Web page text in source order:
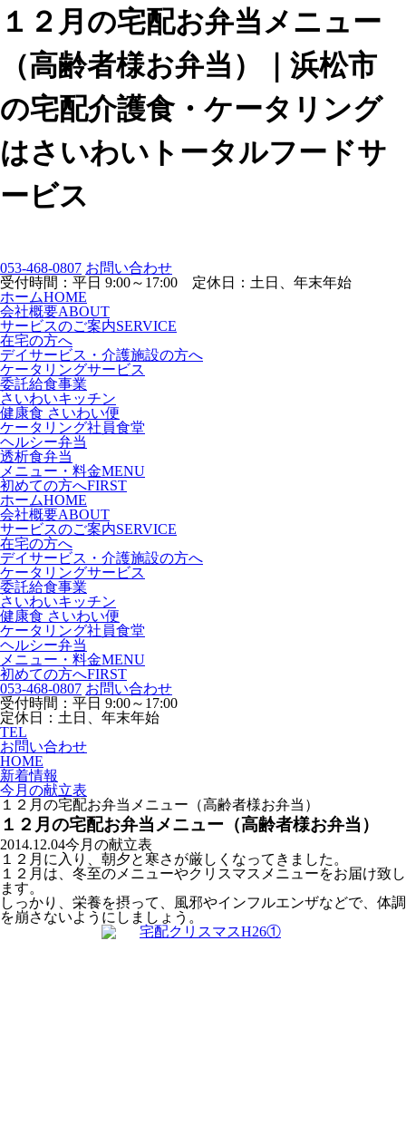
１２月の宅配お弁当メニュー
（高齢者様お弁当）｜浜松市
の宅配介護食・ケータリング
はさいわいトータルフードサ
ービス
053-468-0807 お問い合わせ
受付時間：平日 9:00～17:00 定休日：土日、年末年始
ホームHOME
会社概要ABOUT
サービスのご案内SERVICE
在宅の方へ
デイサービス・介護施設の方へ
ケータリングサービス
委託給食事業
さいわいキッチン
健康食 さいわい便
ケータリング社員食堂
ヘルシー弁当
透析食弁当
メニュー・料金MENU
初めての方へFIRST
ホームHOME
会社概要ABOUT
サービスのご案内SERVICE
在宅の方へ
デイサービス・介護施設の方へ
ケータリングサービス
委託給食事業
さいわいキッチン
健康食 さいわい便
ケータリング社員食堂
ヘルシー弁当
メニュー・料金MENU
初めての方へFIRST
053-468-0807 お問い合わせ
受付時間：平日 9:00～17:00
定休日：土日、年末年始
TEL
お問い合わせ
HOME
新着情報
今月の献立表
１２月の宅配お弁当メニュー（高齢者様お弁当）
１２月の宅配お弁当メニュー（高齢者様お弁当）
2014.12.04今月の献立表
１２月に入り、朝夕と寒さが厳しくなってきました。
１２月は、冬至のメニューやクリスマスメニューをお届け致し
ます。
しっかり、栄養を摂って、風邪やインフルエンザなどで、体調
を崩さないようにしましょう。